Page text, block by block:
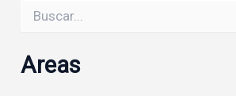
por:
Areas